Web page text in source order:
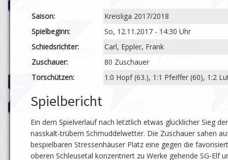
Saison:
Kreisliga 2017/2018
Spielbeginn:
So, 12.11.2017 - 14:30 Uhr
Schiedsrichter:
Carl, Eppler, Frank
Zuschauer:
80 Zuschauer
Torschützen:
1:0 Hopf (63.), 1:1 Pfeiffer (60), 1:2
Spielbericht
Ein dem Spielverlauf nach letztlich etwas glücklicher Sieg
nasskalt-trübem Schmuddelwetter. Die Zuschauer sahen
bespielbaren Stressenhäuser Platz eine gegen die
oberen Schleusetal konzentriert zu Werke gehende SG-Elf